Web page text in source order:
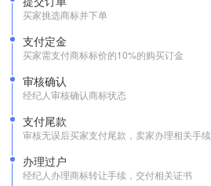
买家挑选商标并下单
支付定金
买家需支付商标标价的10%的购买订金
审核确认
经纪人审核确认商标状态
支付尾款
审核无误后买家支付尾款，卖家办理相关手续
办理过户
经纪人办理商标转让手续，交付相关证书